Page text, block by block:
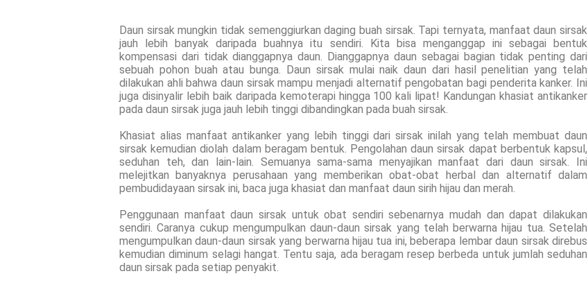
Daun sirsak mungkin tidak semenggiurkan daging buah sirsak. Tapi ternyata, manfaat daun sirsak
jauh lebih banyak daripada buahnya itu sendiri. Kita bisa menganggap ini sebagai bentuk
kompensasi dari tidak dianggapnya daun. Dianggapnya daun sebagai bagian tidak penting dari
sebuah pohon buah atau bunga. Daun sirsak mulai naik daun dari hasil penelitian yang telah
dilakukan ahli bahwa daun sirsak mampu menjadi alternatif pengobatan bagi penderita kanker. Ini
juga disinyalir lebih baik daripada kemoterapi hingga 100 kali lipat! Kandungan khasiat antikanker
pada daun sirsak juga jauh lebih tinggi dibandingkan pada buah sirsak.
Khasiat alias manfaat antikanker yang lebih tinggi dari sirsak inilah yang telah membuat daun
sirsak kemudian diolah dalam beragam bentuk. Pengolahan daun sirsak dapat berbentuk kapsul,
seduhan teh, dan lain-lain. Semuanya sama-sama menyajikan manfaat dari daun sirsak. Ini
melejitkan banyaknya perusahaan yang memberikan obat-obat herbal dan alternatif dalam
pembudidayaan sirsak ini, baca juga khasiat dan manfaat daun sirih hijau dan merah.
Penggunaan manfaat daun sirsak untuk obat sendiri sebenarnya mudah dan dapat dilakukan
sendiri. Caranya cukup mengumpulkan daun-daun sirsak yang telah berwarna hijau tua. Setelah
mengumpulkan daun-daun sirsak yang berwarna hijau tua ini, beberapa lembar daun sirsak direbus
kemudian diminum selagi hangat. Tentu saja, ada beragam resep berbeda untuk jumlah seduhan
daun sirsak pada setiap penyakit.